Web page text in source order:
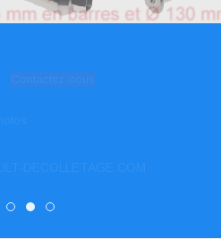
SNED DECOLLETAGE
PATUREL DECOLLETAGE
DRAULT DECOLLETAGE